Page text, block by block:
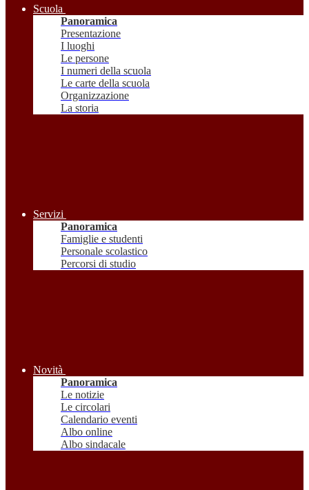
Scuola
Panoramica
Presentazione
I luoghi
Le persone
I numeri della scuola
Le carte della scuola
Organizzazione
La storia
Servizi
Panoramica
Famiglie e studenti
Personale scolastico
Percorsi di studio
Novità
Panoramica
Le notizie
Le circolari
Calendario eventi
Albo online
Albo sindacale